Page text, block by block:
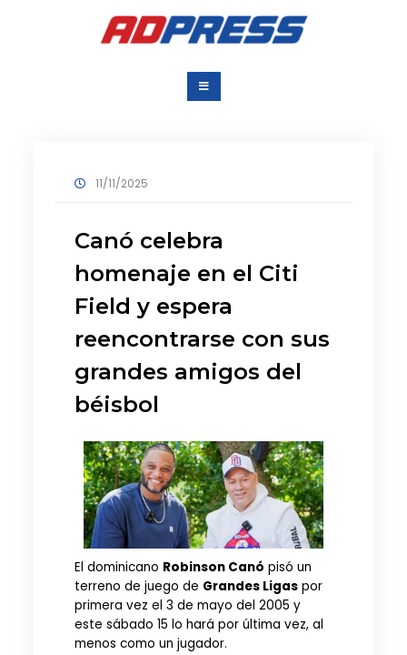
Agencia Dominicana
de Prensa
11/11/2025
Canó celebra
homenaje en el Citi
Field y espera
reencontrarse con sus
grandes amigos del
béisbol
El dominicano Robinson Canó pisó un
terreno de juego de Grandes Ligas por
primera vez el 3 de mayo del 2005 y
este sábado 15 lo hará por última vez, al
menos como un jugador.